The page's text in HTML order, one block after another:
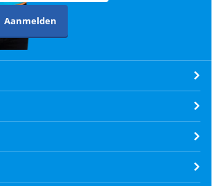
Aanmelden